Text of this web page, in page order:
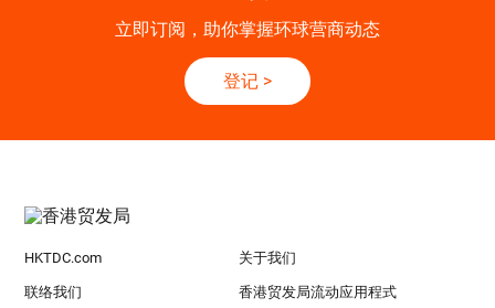
立即订阅，助你掌握环球营商动态
登记 >
HKTDC.com 关于我们
联络我们 香港贸发局流动应用程式